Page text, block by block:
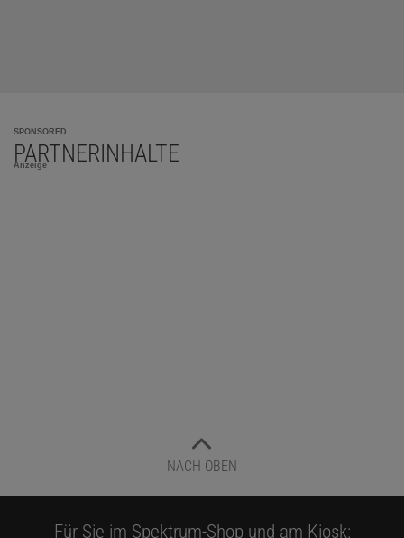
SPONSORED
PARTNERINHALTE
Anzeige
NACH OBEN
Für Sie im Spektrum-Shop und am Kiosk: